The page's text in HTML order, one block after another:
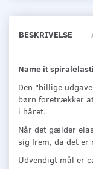
BESKRIVELSE
Name it
Den "billige
børn foretrækker
i håret.
Når det gælder
sig frem, da det
Udvendigt mål er